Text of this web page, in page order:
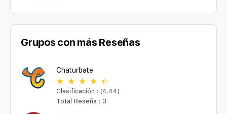
Grupos con más Reseñas
Chaturbate
Clasificación : (4.44)
Total Reseña : 3